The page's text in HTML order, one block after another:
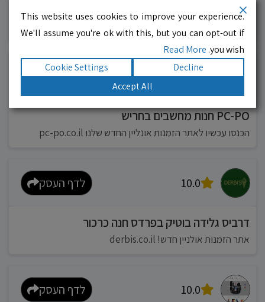
מוניות רחובות בילו
אפשר להזמין מונית בכל רגע 24/6
10.0 לדף העסק
PC-PO חנות מחשבים בחריש
הכנסו עכשיו לאתר הזמנות אונליין החדש שלנו pc-po.co.il
10.0 לדף העסק
דרביס גלידה בוטיק בפרדס חנה כרכור
אתר הזמנות אולניין חדש! derbis.co.il
10.0 לדף העסק
This website uses cookies to improve your experience.
We'll assume you're ok with this, but you can opt-out if
you wish.
Read More
Decline
Cookie Settings
Accept All